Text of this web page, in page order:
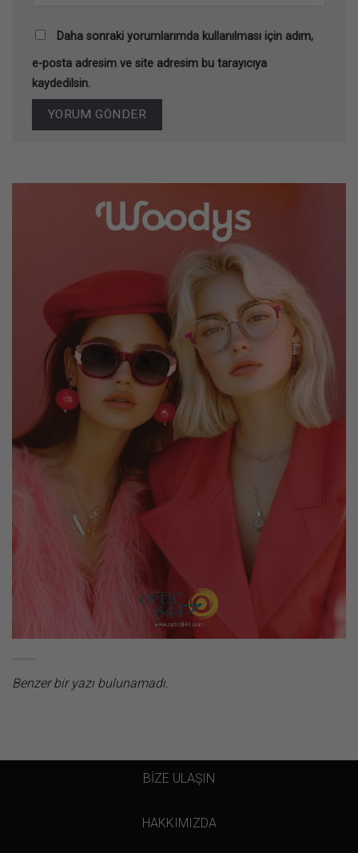
Daha sonraki yorumlarımda kullanılması için adım,
e-posta adresim ve site adresim bu tarayıcıya
kaydedilsin.
Benzer bir yazı bulunamadı.
BİZE ULAŞIN
HAKKIMIZDA